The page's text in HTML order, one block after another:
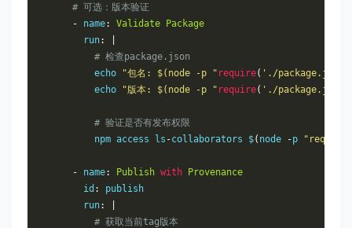
# 可选：版本验证
- name: Validate Package
        run
:
# 检查package.json
          echo
"包名: $(node -p " require( './package.json'
          echo
"版本: $(node -p " require( './package.json'
# 验证是否有发布权限
          npm access ls
-collaborators $( node -p
- name: Publish with Provenance
        id
:
publish
        run
:
# 获取当前tag版本